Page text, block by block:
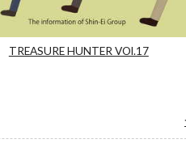
TREASURE HUNTER VOl.17